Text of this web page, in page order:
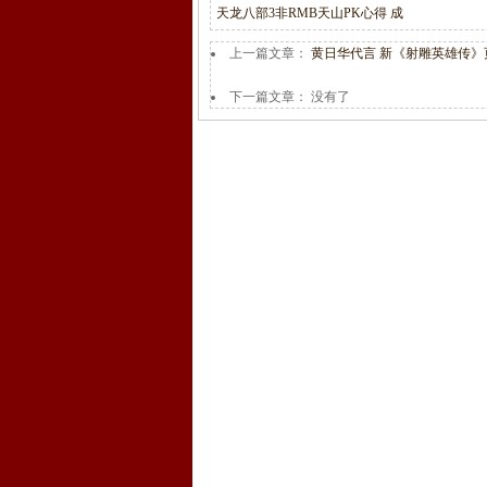
天龙八部3非RMB天山PK心得 成
上一篇文章： 黄日华代言 新《射雕英雄传
下一篇文章： 没有了